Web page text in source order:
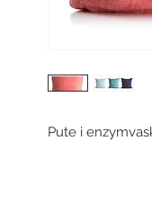
Pute i